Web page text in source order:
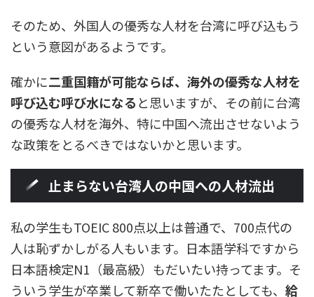
そのため、外国人の優秀な人材を台湾に呼び込もう
という意図があるようです。
確かに二重国籍が可能ならば、海外の優秀な人材を
呼び込む呼び水になると思いますが、その前に台湾
の優秀な人材を海外、特に中国へ流出させないよう
な政策をとるべきではないかと思います。
止まらない台湾人の中国への人材流出
私の学生もTOEIC 800点以上は普通で、700点代の
人は恥ずかしがる人もいます。日本語学科ですから
日本語検定N1（最高級）もだいたい持ってます。そ
ういう学生が卒業して新卒で働いたたとしても、 給